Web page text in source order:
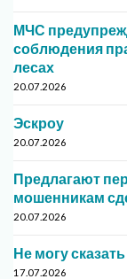
МЧС
соблюдения
лесах
20.07.2026
Эскроу
20.07.2026
Предлагают
мошенникам
20.07.2026
Не могу
17.07.2026